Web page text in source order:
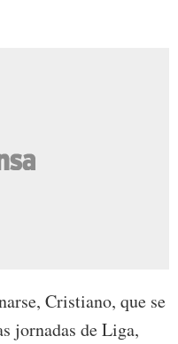
Cristiano, que se
jornadas de Liga,